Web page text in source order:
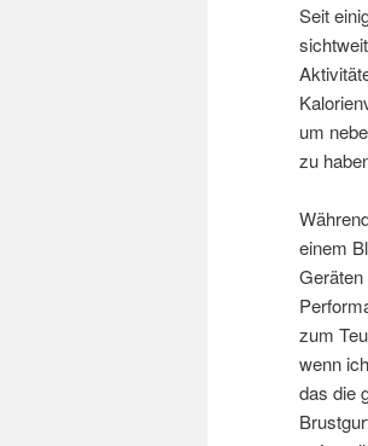
Seit
um
zu
einem
zum
wenn
das die